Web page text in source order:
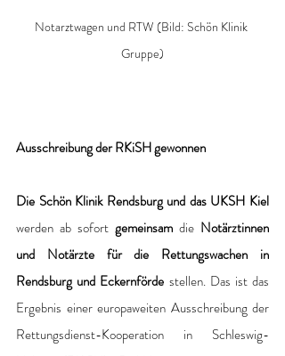
Notarztwagen und RTW (Bild: Schön Klinik
Gruppe)
Ausschreibung der RKiSH gewonnen
Die Schön Klinik Rendsburg und das UKSH Kiel
werden ab sofort gemeinsam die Notärztinnen
und Notärzte für die Rettungswachen in
Rendsburg und Eckernförde stellen. Das ist das
Ergebnis einer europaweiten Ausschreibung der
Rettungsdienst-Kooperation in Schleswig-